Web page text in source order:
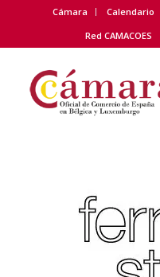
Cámara Calendario
Red CAMACOES